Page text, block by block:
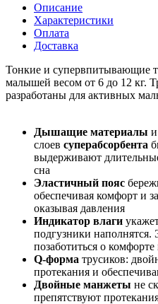
Описание
Характеристики
Оплата
Доставка
Тонкие и супервпитывающие
малышей весом от 6 до 12 кг.
разработаны для активных
Дышащие материалы
слоев суперабсорбента
выдерживают
сна
Эластичный пояс
обеспечивая комфорт и
оказывая давления
Индикатор влаги
подгузники наполнятся.
позаботиться о
Q-форма трусиков:
протекания и
Двойные манжеты не
препятствуют